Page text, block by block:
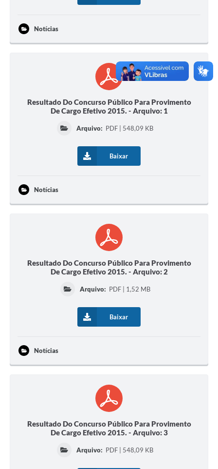
Notícias
Resultado Do Concurso Público Para Provimento
De Cargo Efetivo 2015. - Arquivo: 1
Arquivo: PDF | 548,09 KB
Baixar
Notícias
Resultado Do Concurso Público Para Provimento
De Cargo Efetivo 2015. - Arquivo: 2
Arquivo: PDF | 1,52 MB
Baixar
Notícias
Resultado Do Concurso Público Para Provimento
De Cargo Efetivo 2015. - Arquivo: 3
Arquivo: PDF | 548,09 KB